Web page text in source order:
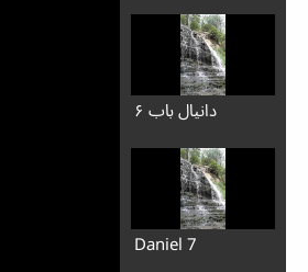
دانیال باب ۶
Daniel 7